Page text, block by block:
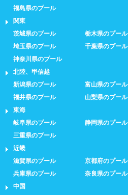
福島県のプール
関東
茨城県のプール
栃木県のプール
埼玉県のプール
千葉県のプール
神奈川県のプール
北陸、甲信越
新潟県のプール
富山県のプール
福井県のプール
山梨県のプール
東海
岐阜県のプール
静岡県のプール
三重県のプール
近畿
滋賀県のプール
京都府のプール
兵庫県のプール
奈良県のプール
中国